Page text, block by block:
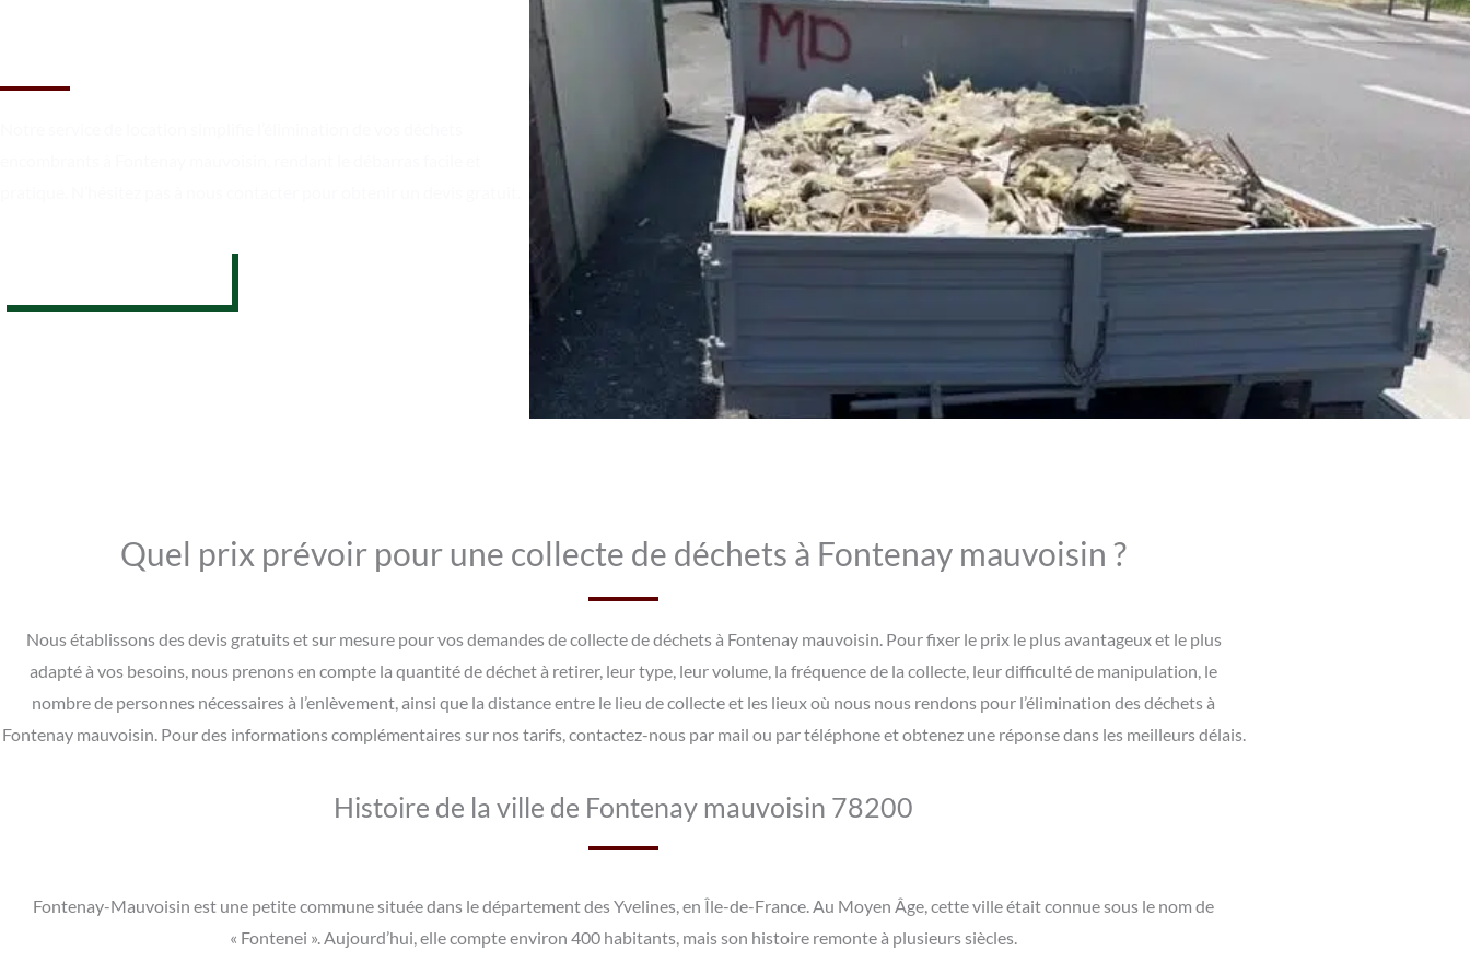
Quel prix prévoir pour une collecte de déchets à Fontenay mauvoisin ?
Nous établissons des devis gratuits et sur mesure pour vos demandes de collecte de déchets à Fontenay mauvoisin. Pour fixer le prix le plus avantageux et le plus
adapté à vos besoins, nous prenons en compte la quantité de déchet à retirer, leur type, leur volume, la fréquence de la collecte, leur difficulté de manipulation, le
nombre de personnes nécessaires à l’enlèvement, ainsi que la distance entre le lieu de collecte et les lieux où nous nous rendons pour l’élimination des déchets à
Fontenay mauvoisin. Pour des informations complémentaires sur nos tarifs, contactez-nous par mail ou par téléphone et obtenez une réponse dans les meilleurs délais.
Histoire de la ville de Fontenay mauvoisin 78200
Fontenay-Mauvoisin est une petite commune située dans le département des Yvelines, en Île-de-France. Au Moyen Âge, cette ville était connue sous le nom de
« Fontenei ». Aujourd’hui, elle compte environ 400 habitants, mais son histoire remonte à plusieurs siècles.